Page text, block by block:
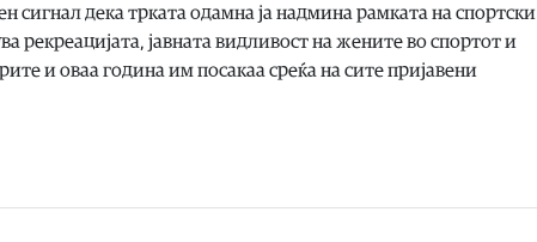
сигнал дека трката одамна ја надмина рамката на спортски
рекреацијата, јавната видливост на жените во спортот и
и оваа година им посакаа среќа на сите пријавени